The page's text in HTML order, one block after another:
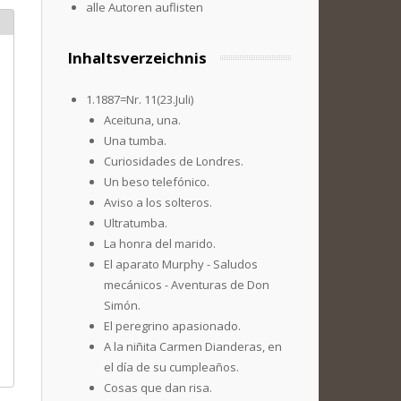
alle Autoren auflisten
Inhaltsverzeichnis
1.1887=Nr. 11(23.Juli)
Aceituna, una.
Una tumba.
Curiosidades de Londres.
Un beso telefónico.
Aviso a los solteros.
Ultratumba.
La honra del marido.
El aparato Murphy - Saludos
mecánicos - Aventuras de Don
Simón.
El peregrino apasionado.
A la niñita Carmen Dianderas, en
el día de su cumpleaños.
Cosas que dan risa.